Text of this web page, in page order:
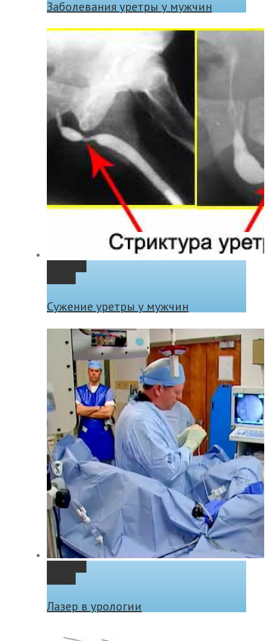
Заболевания уретры у мужчин
Сужение уретры у мужчин
Лазер в урологии